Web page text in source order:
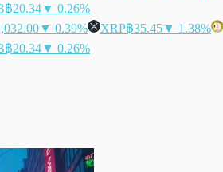
฿20.34▼ 0.26%
▼ 0.39% XRP฿35.45▼ 1.38%
฿20.34▼ 0.26%